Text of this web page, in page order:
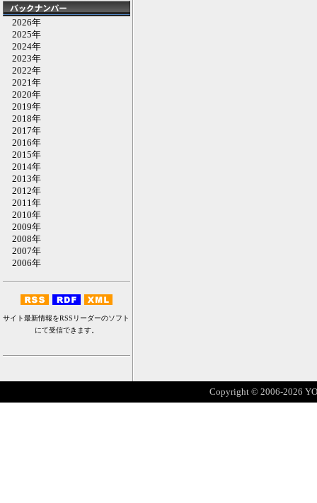
2026年
2025年
2024年
2023年
2022年
2021年
2020年
2019年
2018年
2017年
2016年
2015年
2014年
2013年
2012年
2011年
2010年
2009年
2008年
2007年
2006年
サイト最新情報をRSSリーダーのソフト
にて受信できます。
Copyright © 2006-2026